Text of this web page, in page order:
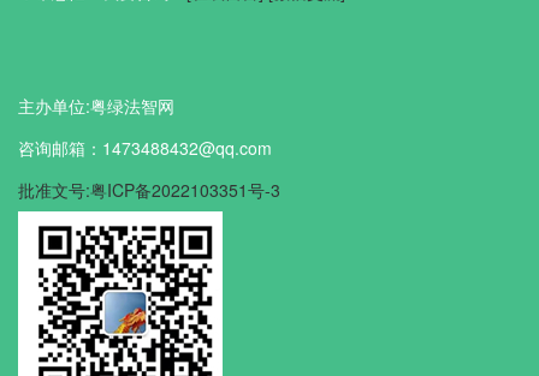
主办单位:粤绿法智网
咨询邮箱：1473488432@qq.com
批准文号:粤ICP备2022103351号-3